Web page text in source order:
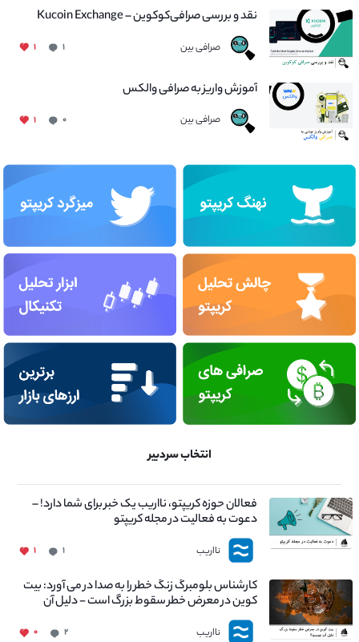
نقد و بررسی صرافی‌کوکوین – Kucoin Exchange
صرافی بین ۱ ۱
آموزش واریز به صرافی والکس
صرافی بین ۰ ۱
انتخاب سردبیر
فعالان حوزه کریپتو، نااریب یک خبر برای شما دارد! –
دعوت به فعالیت در مجله کریپتو
نااریب ۱ ۱
کارشناس بلومبرگ زنگ خطر را به صدا در می آورد: بیت
کوین در معرض خطر سقوط بزرگ است - دلیل آن
چیست؟
نااریب ۲ ۰